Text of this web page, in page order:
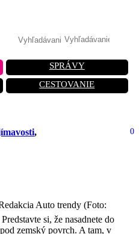
SPRÁVY
CESTOVANIE
, 0
Auto trendy (Foto:
si, že nasadnete do
zemský povrch. A tam, v